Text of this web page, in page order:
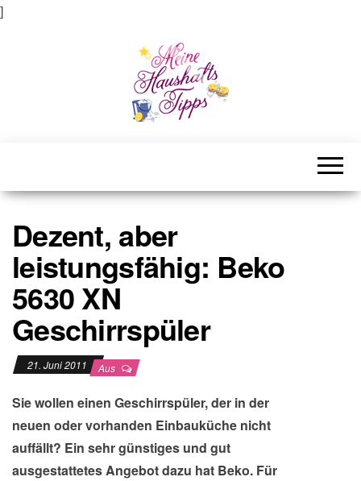
]
Dezent, aber
leistungsfähig: Beko
5630 XN
Geschirrspüler
21. Juni 2011 Aus
Sie wollen einen Geschirrspüler, der in der
neuen oder vorhanden Einbauküche nicht
auffällt? Ein sehr günstiges und gut
ausgestattetes Angebot dazu hat Beko. Für